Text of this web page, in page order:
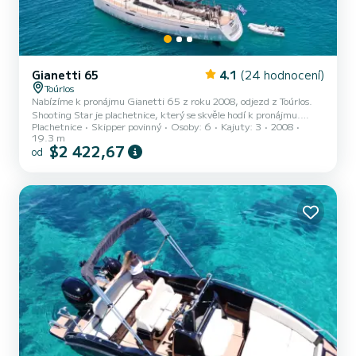
Gianetti 65 4.1 (24 hodnocení)
Toúrlos
Nabízíme k pronájmu Gianetti 65 z roku 2008, odjezd z Toúrlos.
Shooting Star je plachetnice, který se skvěle hodí k pronájmu.
Tato: boat_type je velmi snadno manévrovatelná a hodí se na plavbu
trvající jeden týden či déle. Počet komfortních kajut: 3 a počet osob
na lodi: 6. S celkovou délkou19 m a výkonem HP bude tato loď
Vybavení lodi Latovaná hlavní plachta a Lo...
Plachetnice Skipper povinný Osoby: 6 Kajuty: 3
2008
19.3 m
od $2 422,67